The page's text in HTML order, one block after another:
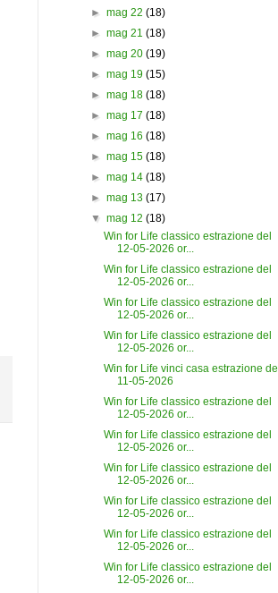
► mag 22 (18)
► mag 21 (18)
► mag 20 (19)
► mag 19 (15)
► mag 18 (18)
► mag 17 (18)
► mag 16 (18)
► mag 15 (18)
► mag 14 (18)
► mag 13 (17)
▼ mag 12 (18)
Win for Life classico estrazione del
12-05-2026 or...
Win for Life classico estrazione del
12-05-2026 or...
Win for Life classico estrazione del
12-05-2026 or...
Win for Life classico estrazione del
12-05-2026 or...
Win for Life vinci casa estrazione del
11-05-2026
Win for Life classico estrazione del
12-05-2026 or...
Win for Life classico estrazione del
12-05-2026 or...
Win for Life classico estrazione del
12-05-2026 or...
Win for Life classico estrazione del
12-05-2026 or...
Win for Life classico estrazione del
12-05-2026 or...
Win for Life classico estrazione del
12-05-2026 or...